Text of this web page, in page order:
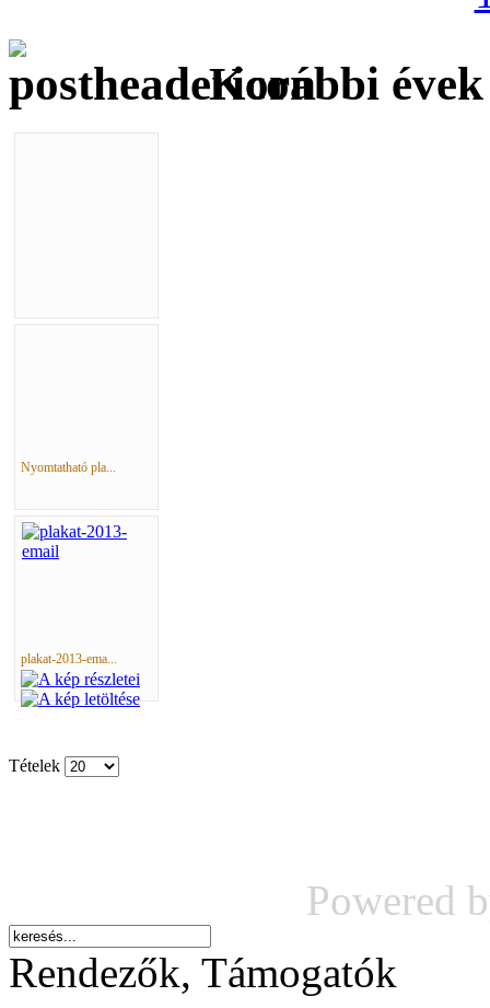
Korábbi
Nyomtatható pla...
plakat-2013-ema...
Tételek
Powered
Rendezők, Támogatók